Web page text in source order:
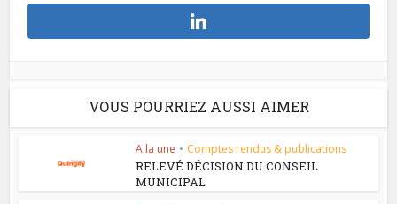
VOUS POURRIEZ AUSSI AIMER
A la une • Comptes rendus & publications
RELEVÉ DÉCISION DU CONSEIL
MUNICIPAL